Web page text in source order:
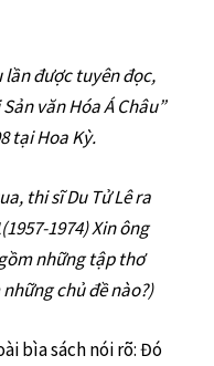
lần được tuyên đọc,
văn HóaÁ Châu”
tại Hoa Kỳ.
thi sĩ Du Tử Lê ra
1974) Xin ông
những tập thơ
chủ đề nào?)
bìa sách nói rõ: Đó